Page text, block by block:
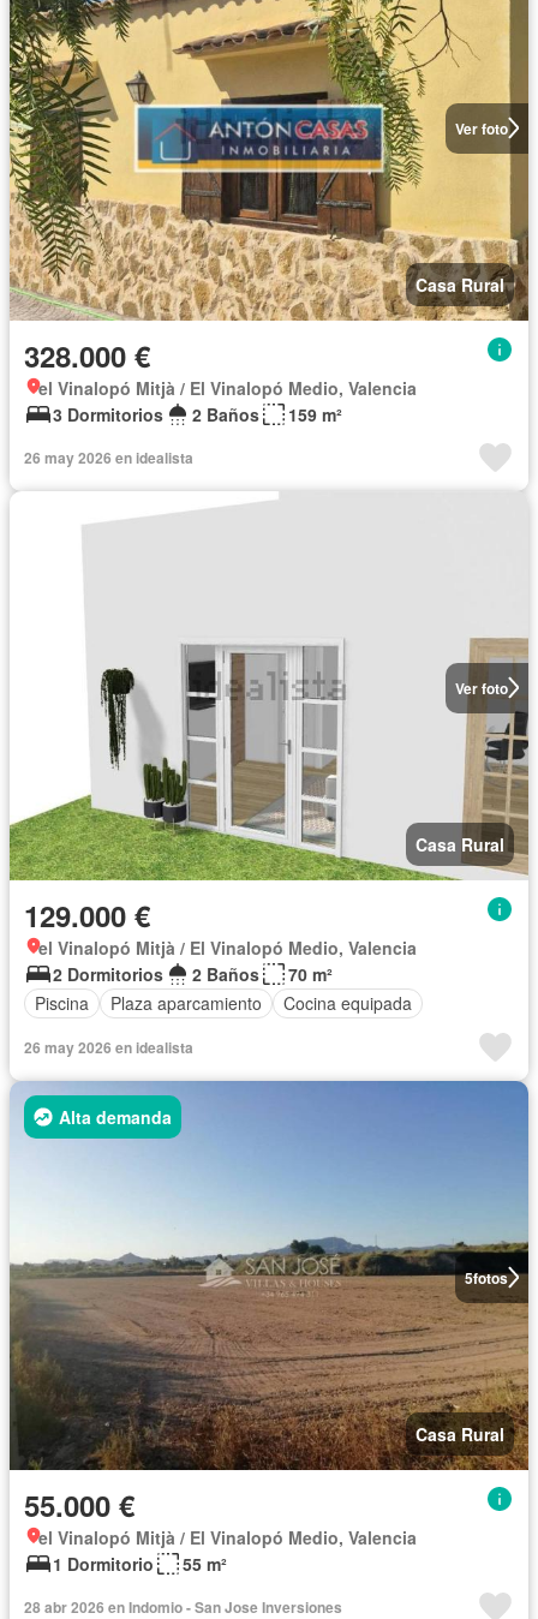
Ver foto
Casa Rural
328.000 €
el Vinalopó Mitjà / El Vinalopó Medio, Valencia
3 Dormitorios
2 Baños 159 m²
26 may 2026 en idealista
Ver foto
Casa Rural
129.000 €
el Vinalopó Mitjà / El Vinalopó Medio, Valencia
2 Dormitorios
2 Baños
70 m²
Piscina
Plaza aparcamiento Cocina equipada
26 may 2026 en idealista
5fotos
Alta demanda
Casa Rural
55.000 €
el Vinalopó Mitjà / El Vinalopó Medio, Valencia
1 Dormitorio
55 m²
28 abr 2026 en Indomio - San Jose Inversiones